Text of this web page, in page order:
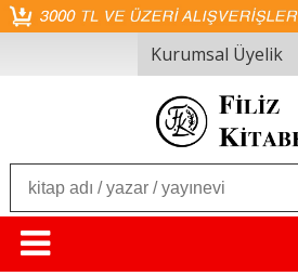
Kurumsal Üyelik